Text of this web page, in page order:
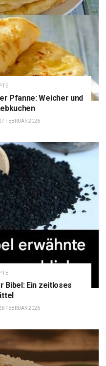
Pfanne: Weicher und
FEBRUAR 2026
Bibel: Ein zeitloses
FEBRUAR 2026